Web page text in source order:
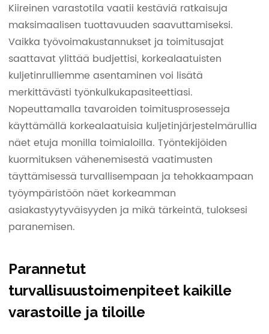
Kiireinen varastotila vaatii kestäviä ratkaisuja
maksimaalisen tuottavuuden saavuttamiseksi.
Vaikka työvoimakustannukset ja toimitusajat
saattavat ylittää budjettisi, korkealaatuisten
kuljetinrulliemme asentaminen voi lisätä
merkittävästi työnkulkukapasiteettiasi.
Nopeuttamalla tavaroiden toimitusprosesseja
käyttämällä korkealaatuisia kuljetinjärjestelmärullia
näet etuja monilla toimialoilla. Työntekijöiden
kuormituksen vähenemisestä vaatimusten
täyttämisessä turvallisempaan ja tehokkaampaan
työympäristöön näet korkeamman
asiakastyytyväisyyden ja mikä tärkeintä, tuloksesi
paranemisen.
Parannetut
turvallisuustoimenpiteet kaikille
varastoille ja tiloille